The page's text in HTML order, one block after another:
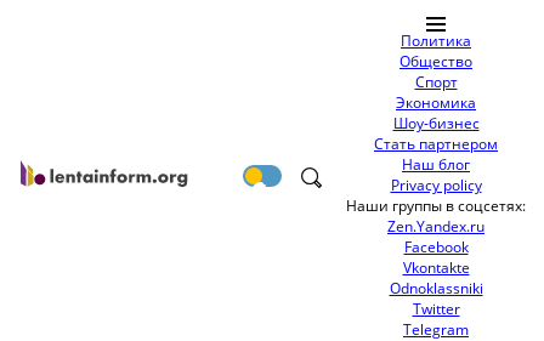
Политика
Общество
Спорт
Экономика
Шоу-бизнес
Стать партнером
Наш блог
Privacy policy
Наши группы в соцсетях:
Zen.Yandex.ru
Facebook
Vkontakte
Odnoklassniki
Twitter
Telegram